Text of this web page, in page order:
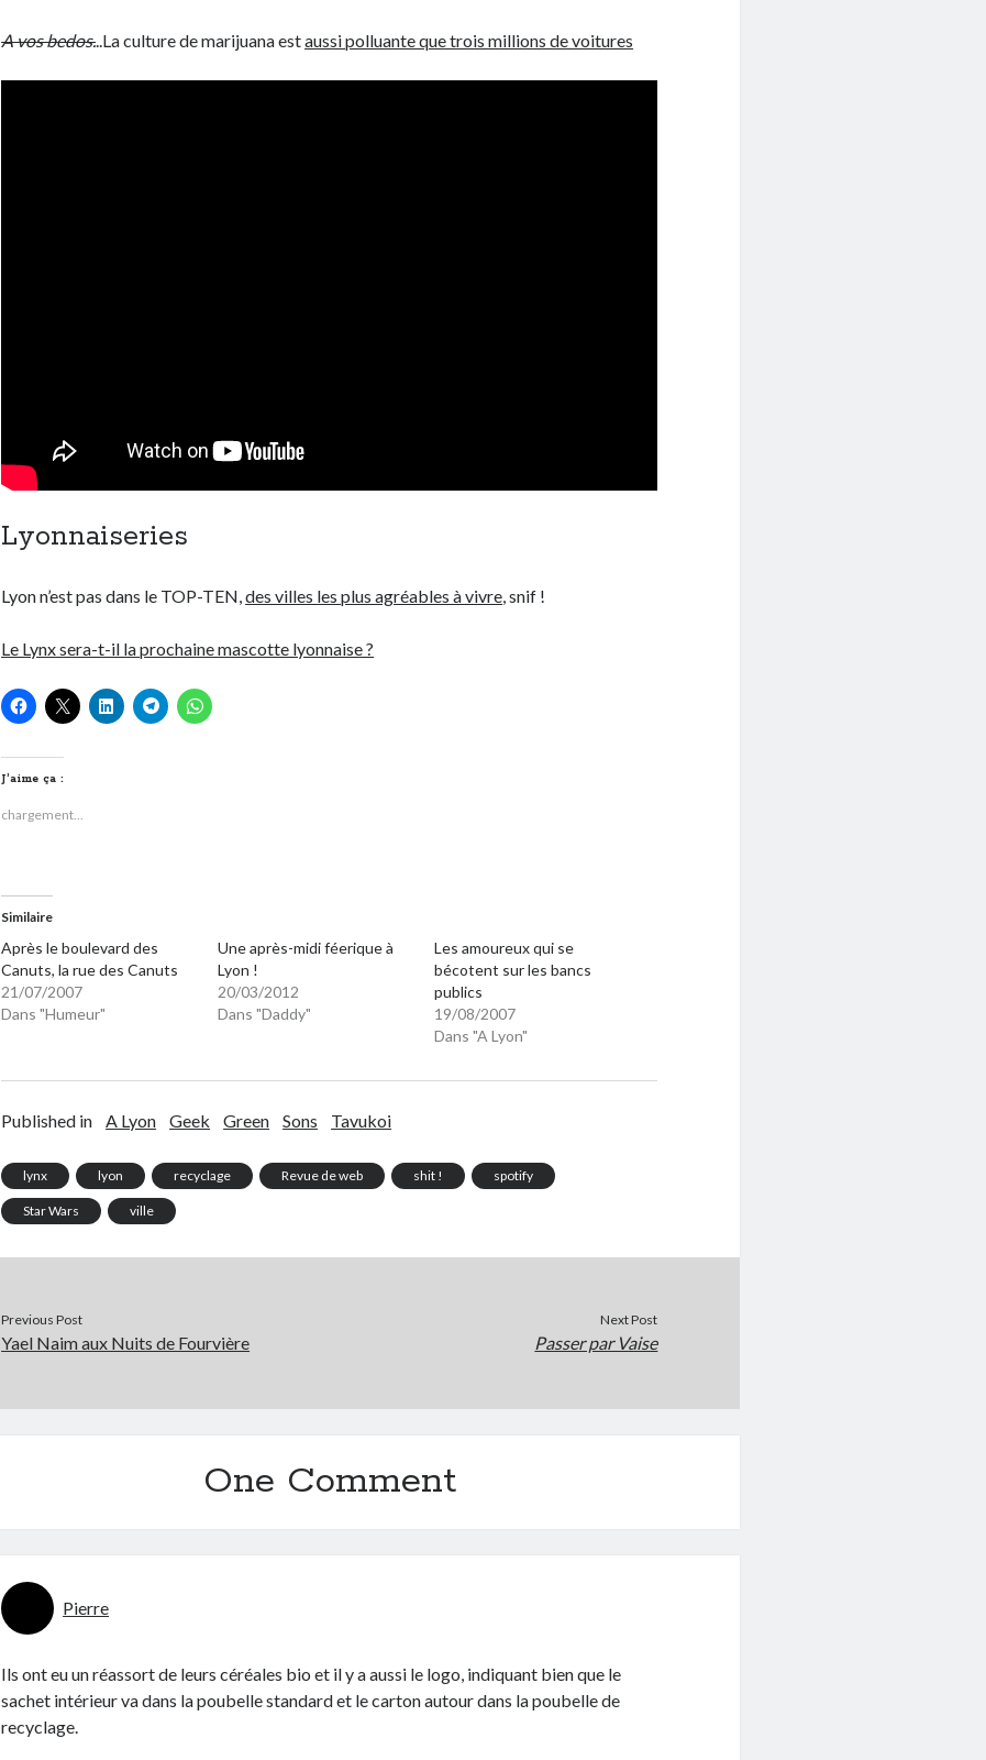
A vos bedos...La culture de marijuana estaussi polluante que trois millions de voitures
Lyonnaiseries
Lyon n’est pas dans le TOP-TEN,des villes les plus agréables à vivre, snif !
Le Lynx sera-t-il la prochaine mascotte lyonnaise ?
J’aime ça :
chargement…
Similaire
Après le boulevard des
Canuts, la rue des Canuts
21/07/2007
Dans "Humeur"
Une après-midi féerique à
Lyon !
20/03/2012
Dans "Daddy"
Les amoureux qui se
bécotent sur les bancs
publics
19/08/2007
Dans "A Lyon"
Published in A Lyon Geek Green Sons Tavukoi
lynx lyon recyclage Revue de web shit ! spotify
Star Wars ville
Previous Post
Yael Naim aux Nuits de Fourvière
Next Post
Passer par Vaise
One Comment
Pierre
Ils ont eu un réassort de leurs céréales bio et il y a aussi le logo, indiquant bien que le
sachet intérieur va dans la poubelle standard et le carton autour dans la poubelle de
recyclage.